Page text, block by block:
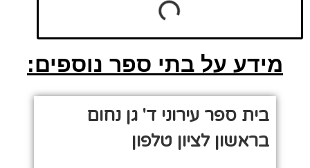
מידע על בתי ספר נוספים:
בית ספר עירוני ד' גן נחום
בראשון לציון טלפון